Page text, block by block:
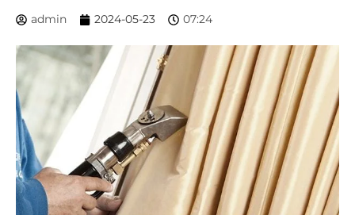
admin 2024-05-23 07:24